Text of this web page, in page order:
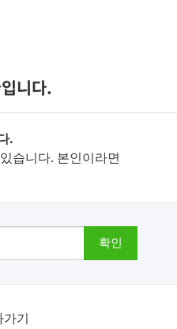
니다.
.
습니다. 본인이라면
가기